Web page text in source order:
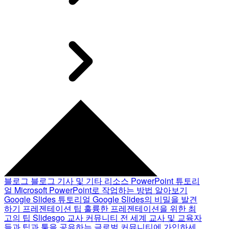
블로그 블로그 기사 및 기타 리소스 PowerPoint 튜토리
얼 Microsoft PowerPoint로 작업하는 방법 알아보기
Google Slides 튜토리얼 Google Slides의 비밀을 발견
하기 프레젠테이션 팁 훌륭한 프레젠테이션을 위한 최
고의 팁 Slidesgo 교사 커뮤니티 전 세계 교사 및 교육자